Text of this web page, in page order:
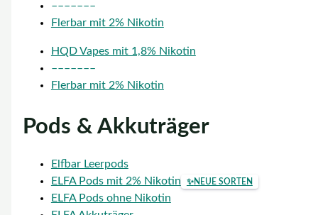
–––––––
Flerbar mit 2% Nikotin
HQD Vapes mit 1,8% Nikotin
–––––––
Flerbar mit 2% Nikotin
Pods & Akkuträger
Elfbar Leerpods
ELFA Pods mit 2% Nikotin
✨NEUE SORTEN
ELFA Pods ohne Nikotin